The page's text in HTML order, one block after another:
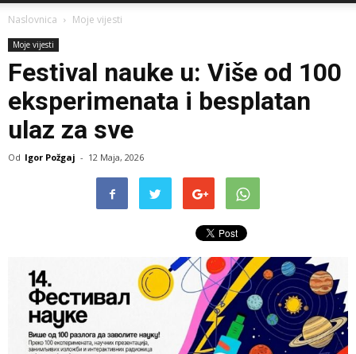
Naslovnica Moje vijesti
Moje vijesti
Festival nauke u: Više od 100
eksperimenata i besplatan
ulaz za sve
Od Igor Požgaj - 12 Maja, 2026